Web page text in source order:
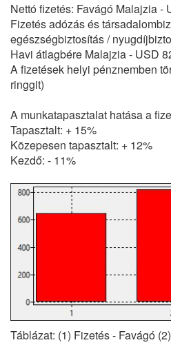
Nettó fizetés: Favágó Malajzia -
Fizetés adózás és
egészségbiztosítás /
Havi átlagbére Malajzia - USD
A fizetések helyi pénznemben
ringgit)
A munkatapasztalat hatása a
Tapasztalt: + 15%
Közepesen tapasztalt: + 12%
Kezdő: - 11%
Táblázat: (1) Fizetés - Favágó